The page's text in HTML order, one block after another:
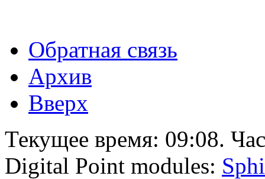
Обратная связь
Архив
Вверх
Текущее время: 09:08.
Digital Point modules: